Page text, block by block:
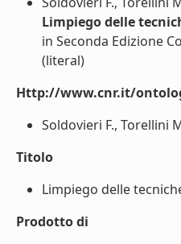
Limpiego delle
in Seconda Edizione
(literal)
Http://www.cnr.it/
Soldovieri F., Torellini
Titolo
Limpiego delle
Prodotto di